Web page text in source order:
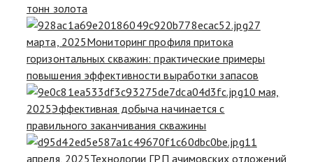
тонн золота
27
марта, 2025Мониторинг профиля притока
горизонтальных скважин: практические примеры
повышения эффективности выработки запасов
10 мая,
2025Эффективная добыча начинается с
правильного заканчивания скважины
11
апреля, 2025Технологии ГРП ачимовских отложений